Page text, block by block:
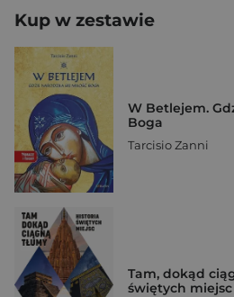
Kup w zestawie
W Betlejem.
Boga
Tarcisio Zanni
Tam, dokąd
świętych miejsc